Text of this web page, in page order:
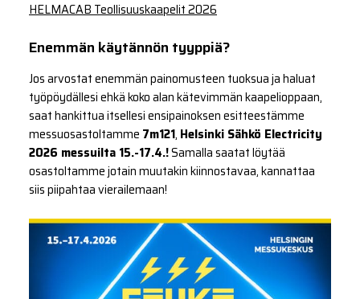
HELMACAB Teollisuuskaapelit 2026
Enemmän käytännön tyyppiä?
Jos arvostat enemmän painomusteen tuoksua ja haluat
työpöydällesi ehkä koko alan kätevimmän kaapelioppaan,
saat hankittua itsellesi ensipainoksen esitteestämme
messuosastoltamme 7m121, Helsinki Sähkö Electricity
2026 messuilta 15.-17.4.!Samalla saatat löytää
osastoltamme jotain muutakin kiinnostavaa, kannattaa
siis piipahtaa vierailemaan!